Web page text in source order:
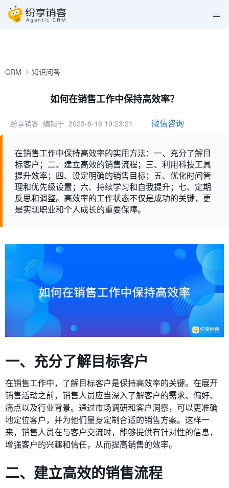
CRM 知识问答
如何在销售工作中保持高效率？
纷享销客 ⋅编辑于 2023-8-16 19:23:21 微信咨询
在销售工作中保持高效率的实用方法：一、充分了解目
标客户；二、建立高效的销售流程；三、利用科技工具
提升效率；四、设定明确的销售目标；五、优化时间管
理和优先级设置；六、持续学习和自我提升；七、定期
反思和调整。高效率的工作状态不仅是成功的关键，更
是实现职业和个人成长的重要保障。
一、充分了解目标客户
在销售工作中，了解目标客户是保持高效率的关键。在展开
销售活动之前，销售人员应当深入了解客户的需求、偏好、
痛点以及行业背景。通过市场调研和客户洞察，可以更准确
地定位客户，并为他们量身定制合适的销售方案。这样一
来，销售人员在与客户交流时，能够提供有针对性的信息，
增强客户的兴趣和信任，从而提高销售的效率。
二、建立高效的销售流程